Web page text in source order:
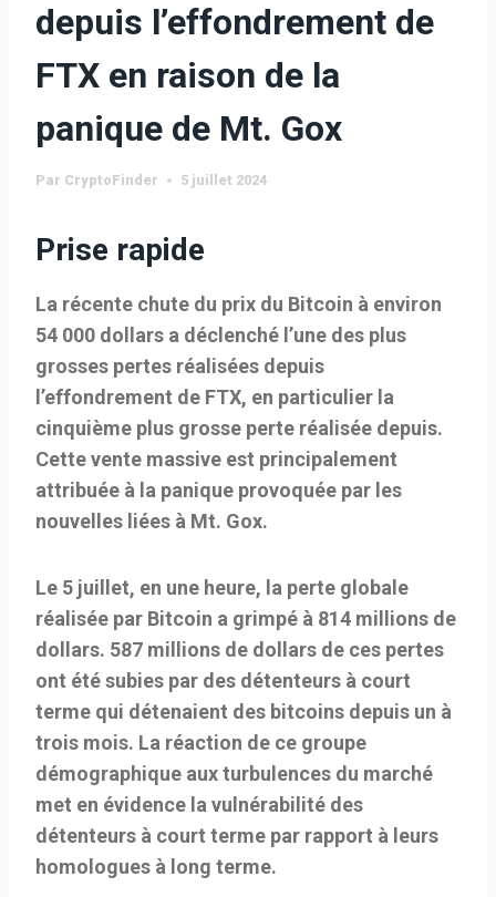
depuis l’effondrement de
FTX en raison de la
panique de Mt. Gox
Par CryptoFinder 5 juillet 2024
Prise rapide
La récente chute du prix du Bitcoin à environ
54 000 dollars a déclenché l’une des plus
grosses pertes réalisées depuis
l’effondrement de FTX, en particulier la
cinquième plus grosse perte réalisée depuis.
Cette vente massive est principalement
attribuée à la panique provoquée par les
nouvelles liées à Mt. Gox.
Le 5 juillet, en une heure, la perte globale
réalisée par Bitcoin a grimpé à 814 millions de
dollars. 587 millions de dollars de ces pertes
ont été subies par des détenteurs à court
terme qui détenaient des bitcoins depuis un à
trois mois. La réaction de ce groupe
démographique aux turbulences du marché
met en évidence la vulnérabilité des
détenteurs à court terme par rapport à leurs
homologues à long terme.